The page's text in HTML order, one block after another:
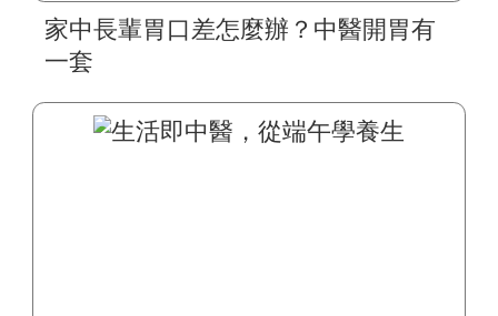
家中長輩胃口差怎麼辦？中醫開胃有
一套